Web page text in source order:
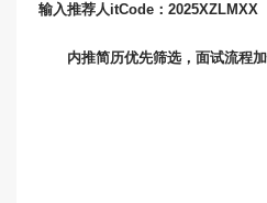
输入推荐人itCode：2025XZLMXX
内推简历优先筛选，面试流程加